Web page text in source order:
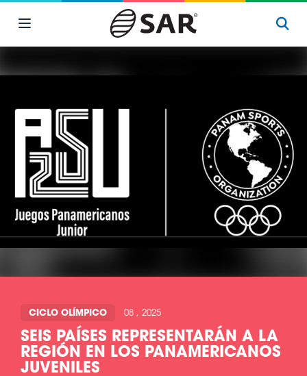
CICLO OLÍMPICO 08 , 2025
SEIS PAÍSES REPRESENTARÁN A LA
REGIÓN EN LOS PANAMERICANOS
JUVENILES